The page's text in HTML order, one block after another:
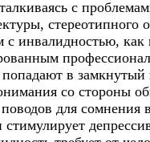
с
стереотипного
с инвалидностью, как
в замкнутый
со стороны
поводов для сомнения